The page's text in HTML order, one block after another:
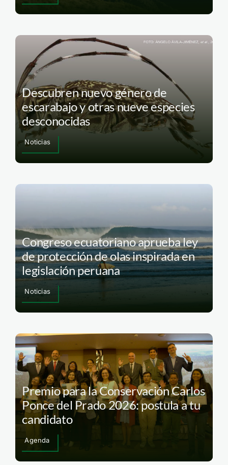
Descubren nuevo género de
escarabajo y otras nueve especies
desconocidas
Noticias
Congreso ecuatoriano aprueba ley
de protección de olas inspirada en
legislación peruana
Noticias
Premio para la Conservación Carlos
Ponce del Prado 2026: postula a tu
candidato
Agenda